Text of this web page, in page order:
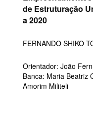
de Estruturação
a 2020
FERNANDO SHIKO
Orientador: João
Banca: Maria Beatriz
Amorim Militeli